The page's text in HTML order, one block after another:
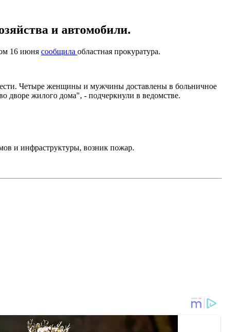
и автомобили.
16 июня сообщила областная прокуратура.
Четыре женщины и мужчины доставлены в больничное
дворе жилого дома", - подчеркнули в ведомстве.
и инфраструктуры, возник пожар.